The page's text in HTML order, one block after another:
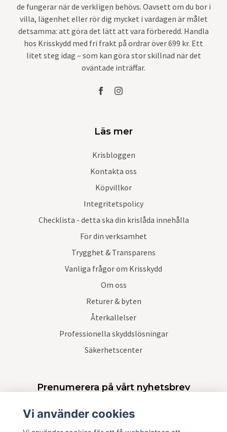
de fungerar när de verkligen behövs. Oavsett om du bor i
villa, lägenhet eller rör dig mycket i vardagen är målet
detsamma: att göra det lätt att vara förberedd. Handla
hos Krisskydd med fri frakt på ordrar över 699 kr. Ett
litet steg idag – som kan göra stor skillnad när det
oväntade inträffar.
Läs mer
Krisbloggen
Kontakta oss
Köpvillkor
Integritetspolicy
Checklista - detta ska din krislåda innehålla
För din verksamhet
Trygghet & Transparens
Vanliga frågor om Krisskydd
Om oss
Returer & byten
Återkallelser
Professionella skyddslösningar
Säkerhetscenter
Prenumerera på vårt nyhetsbrev
Vi använder cookies